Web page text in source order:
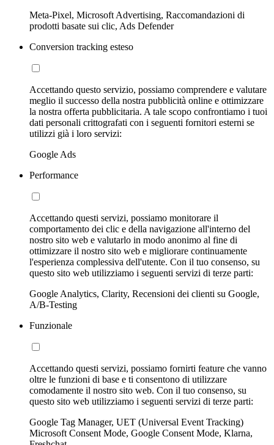
Meta-Pixel, Microsoft Advertising, Raccomandazioni di
prodotti basate sui clic, Ads Defender
Conversion tracking esteso
Accettando questo servizio, possiamo comprendere e valutare
meglio il successo della nostra pubblicità online e ottimizzare
la nostra offerta pubblicitaria. A tale scopo confrontiamo i tuoi
dati personali crittografati con i seguenti fornitori esterni se
utilizzi già i loro servizi:
Google Ads
Performance
Accettando questi servizi, possiamo monitorare il
comportamento dei clic e della navigazione all'interno del
nostro sito web e valutarlo in modo anonimo al fine di
ottimizzare il nostro sito web e migliorare continuamente
l'esperienza complessiva dell'utente. Con il tuo consenso, su
questo sito web utilizziamo i seguenti servizi di terze parti:
Google Analytics, Clarity, Recensioni dei clienti su Google,
A/B-Testing
Funzionale
Accettando questi servizi, possiamo fornirti feature che vanno
oltre le funzioni di base e ti consentono di utilizzare
comodamente il nostro sito web. Con il tuo consenso, su
questo sito web utilizziamo i seguenti servizi di terze parti:
Google Tag Manager, UET (Universal Event Tracking)
Microsoft Consent Mode, Google Consent Mode, Klarna,